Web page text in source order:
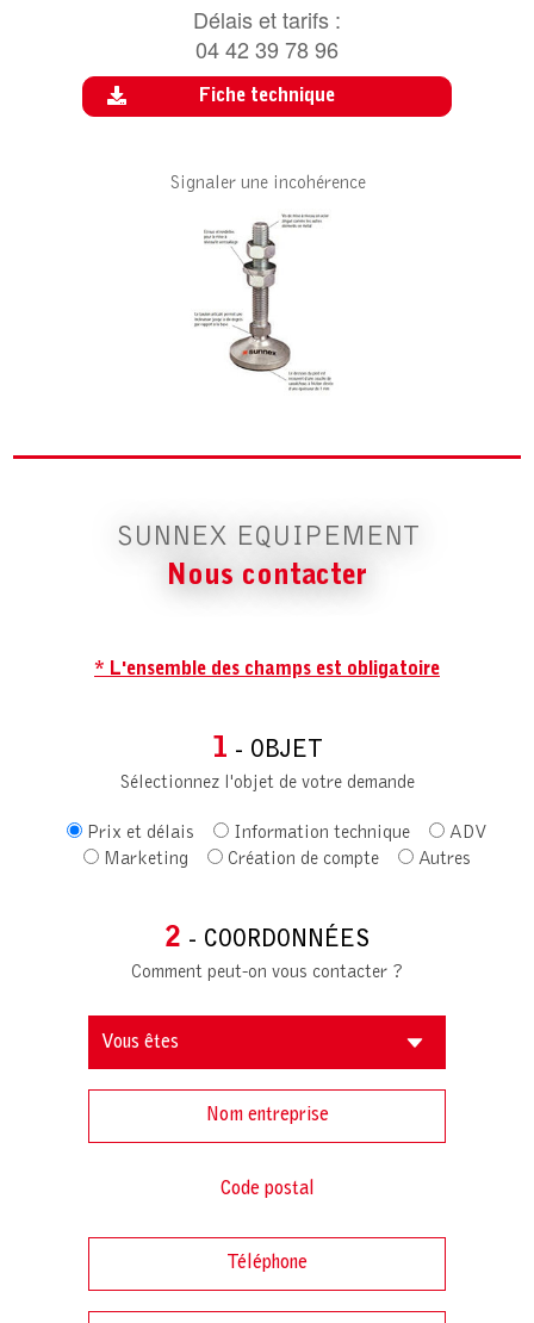
Délais et tarifs :
04 42 39 78 96
Fiche technique
Signaler une incohérence
SUNNEX EQUIPEMENT
Nous contacter
* L'ensemble des champs est obligatoire
1 - OBJET
Sélectionnez l'objet de votre demande
Prix et délais Information technique
ADV
Marketing
Création de compte Autres
2 - COORDONNÉES
Comment peut-on vous contacter ?